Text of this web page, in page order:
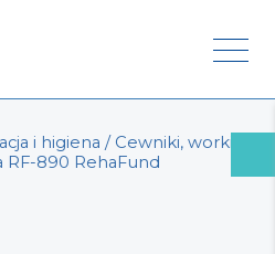
i higiena / Cewniki, worki
RF-890 RehaFund